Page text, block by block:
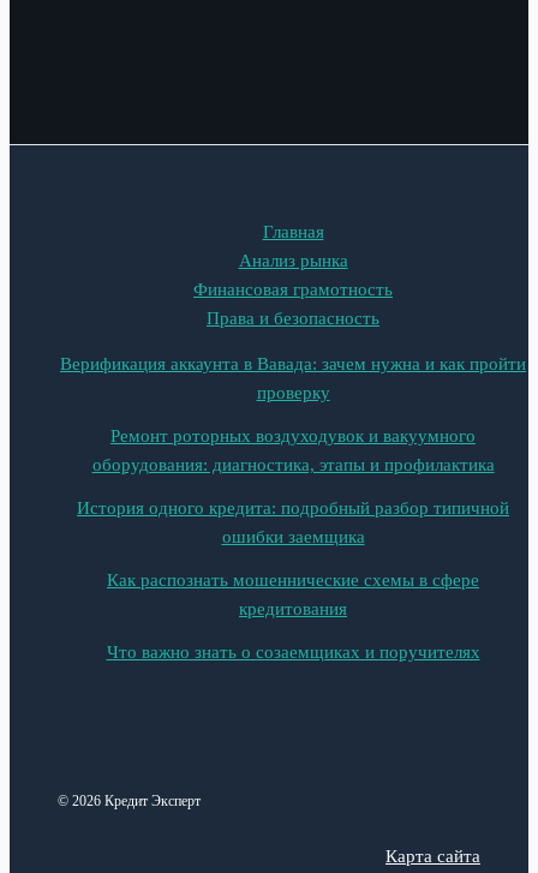
Главная
Анализ рынка
Финансовая грамотность
Права и безопасность
Верификация аккаунта в Вавада: зачем нужна и как пройти
проверку
Ремонт роторных воздуходувок и вакуумного
оборудования: диагностика, этапы и профилактика
История одного кредита: подробный разбор типичной
ошибки заемщика
Как распознать мошеннические схемы в сфере
кредитования
Что важно знать о созаемщиках и поручителях
© 2026 Кредит Эксперт
Карта сайта